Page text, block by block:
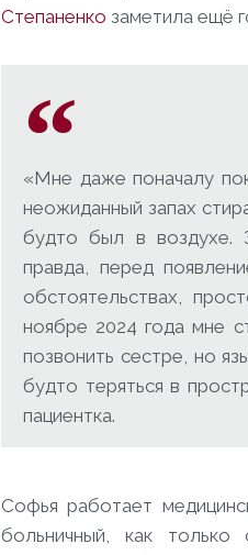
Степаненко заметила ещё
«Мне даже поначалу
неожиданный запах
будто был в воздухе.
правда, перед
обстоятельствах,
ноябре 2024 года мне
позвонить сестре, но
будто теряться в
пациентка.
Софья работает
больничный, как только